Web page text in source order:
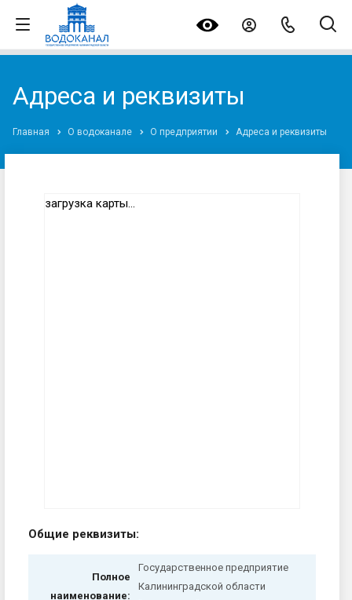
Адреса и реквизиты
Главная О водоканале О предприятии Адреса и реквизиты
загрузка карты...
Общие реквизиты:
Полное
наименование:
Государственное предприятие
Калининградской области